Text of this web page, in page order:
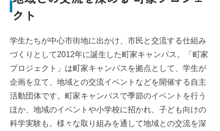
クト
学生たちが中心市街地に出かけ、市民と交流する仕組み
づくりとして2012年に誕生した町家キャンパス。「町家
プロジェクト」は町家キャンパスを拠点として、学生が
企画を立て、地域との交流イベントなどを開催する自主
活動団体です。町家キャンパスで季節のイベントを行う
ほか、地域のイベントや小学校に招かれ、子ども向けの
科学実験も。様々な取り組みを通して地域との交流を深